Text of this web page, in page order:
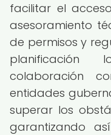
facilitar el
asesoramiento
de permisos y
planificación
colaboración
entidades
superar los
garantizando